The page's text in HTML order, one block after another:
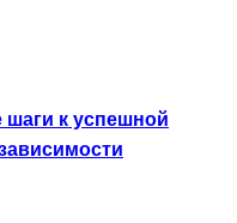
к успешной